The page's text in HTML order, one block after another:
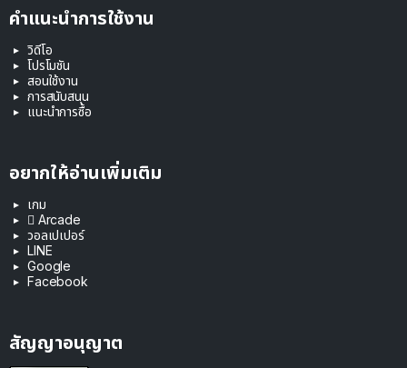
คำแนะนำการใช้งาน
วิดีโอ
โปรโมชัน
สอนใช้งาน
การสนับสนุน
แนะนำการซื้อ
อยากให้อ่านเพิ่มเติม
เกม
 Arcade
วอลเปเปอร์
LINE
Google
Facebook
สัญญาอนุญาต